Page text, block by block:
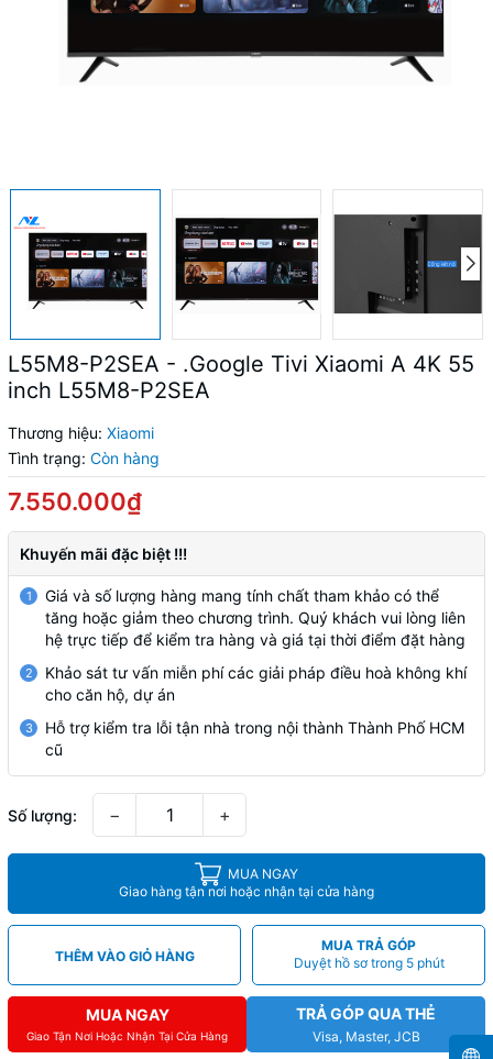
L55M8-P2SEA - .Google Tivi Xiaomi A 4K 55
inch L55M8-P2SEA
Thương hiệu: Xiaomi
Tình trạng: Còn hàng
7.550.000₫
Khuyến mãi đặc biệt !!!
1
Giá và số lượng hàng mang tính chất tham khảo có thể
tăng hoặc giảm theo chương trình. Quý khách vui lòng liên
hệ trực tiếp để kiểm tra hàng và giá tại thời điểm đặt hàng
2
Khảo sát tư vấn miễn phí các giải pháp điều hoà không khí
cho căn hộ, dự án
3
Hỗ trợ kiểm tra lỗi tận nhà trong nội thành Thành Phố HCM
cũ
Số lượng: − +
MUA NGAY
Giao hàng tận nơi hoặc nhận tại cửa hàng
THÊM VÀO GIỎ HÀNG
MUA TRẢ GÓP
Duyệt hồ sơ trong 5 phút
MUA NGAY
Giao Tận Nơi Hoặc Nhận Tại Cửa Hàng
TRẢ GÓP QUA THẺ
Visa, Master, JCB